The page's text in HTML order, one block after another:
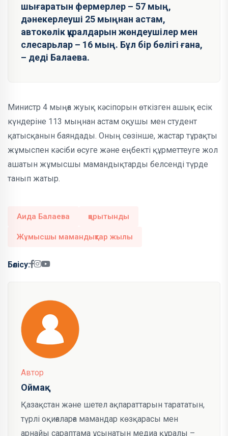
шығаратын фермерлер – 57 мың,
дәнекерлеуші 25 мыңнан астам,
автокөлік құралдарын жөндеушілер мен
слесарьлар – 16 мың. Бұл бір бөлігі ғана,
– деді Балаева.
Министр 4 мыңға жуық кәсіпорын өткізген ашық есік
күндеріне 113 мыңнан астам оқушы мен студент
қатысқанын баяндады. Оның сөзінше, жастар тұрақты
жұмыспен кәсіби өсуге және еңбекті құрметтеуге жол
ашатын жұмысшы мамандықтарды белсенді түрде
танып жатыр.
Аида Балаева қорытынды
Жұмысшы мамандықтар жылы
Бөлісу:
Автор
Оймақ
Қазақстан және шетел ақпараттарын тарататын,
түрлі оқиғаларға мамандар көзқарасы мен
арнайы сараптама ұсынатын медиа құралы –